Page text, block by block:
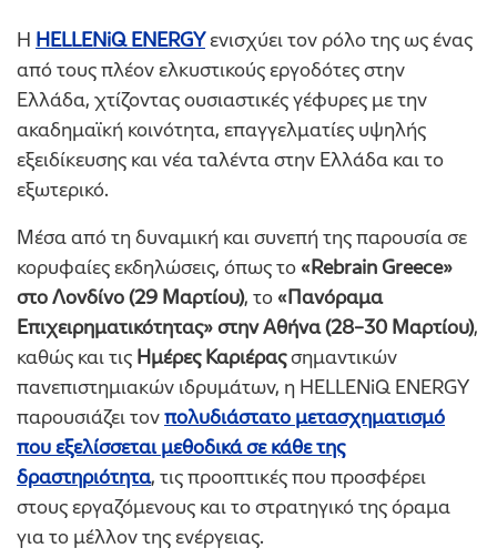
Η HELLENiQ ENERGYενισχύει τον ρόλο της ως ένας
από τους πλέον ελκυστικούς εργοδότες στην
Ελλάδα, χτίζοντας ουσιαστικές γέφυρες με την
ακαδημαϊκή κοινότητα, επαγγελματίες υψηλής
εξειδίκευσης και νέα ταλέντα στην Ελλάδα και το
εξωτερικό.
Μέσα από τη δυναμική και συνεπή της παρουσία σε
κορυφαίες εκδηλώσεις, όπως το «Rebrain Greece»
στο Λονδίνο (29 Μαρτίου), το «Πανόραμα
Επιχειρηματικότητας» στην Αθήνα (28–30 Μαρτίου),
καθώς και τις Ημέρες Καριέραςσημαντικών
πανεπιστημιακών ιδρυμάτων, η HELLENiQ ENERGY
παρουσιάζει τονπολυδιάστατο μετασχηματισμό
που εξελίσσεται μεθοδικά σε κάθε της
δραστηριότητα, τις προοπτικές που προσφέρει
στους εργαζόμενους και το στρατηγικό της όραμα
για το μέλλον της ενέργειας.